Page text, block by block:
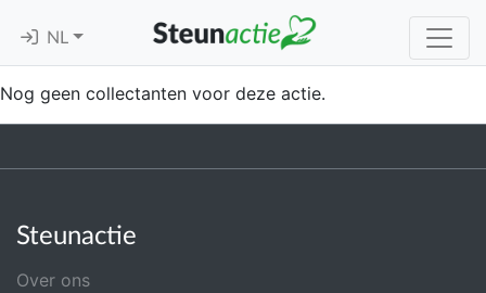
NL
Nog geen collectanten voor deze actie.
Steunactie
Over ons